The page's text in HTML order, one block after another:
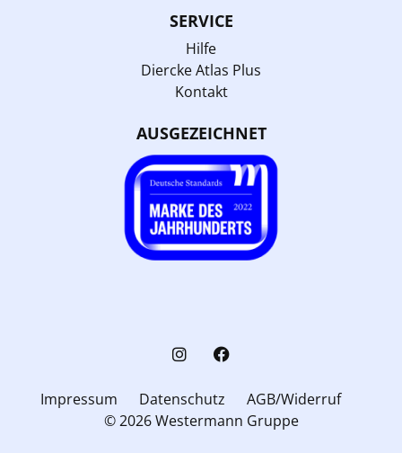
SERVICE
Hilfe
Diercke Atlas Plus
Kontakt
AUSGEZEICHNET
Impressum Datenschutz
AGB/Widerruf
© 2026 Westermann Gruppe